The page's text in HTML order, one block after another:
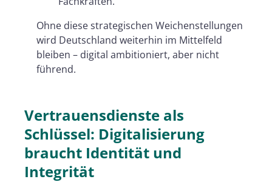
Ohne diese strategischen Weichenstellungen
wird Deutschland weiterhin im Mittelfeld
bleiben – digital ambitioniert, aber nicht
führend.
Vertrauensdienste als
Schlüssel: Digitalisierung
braucht Identität und
Integrität